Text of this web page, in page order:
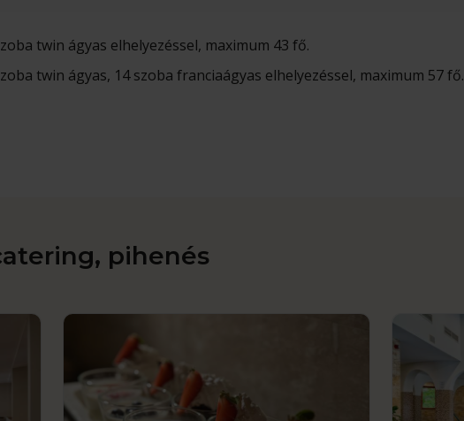
twin ágyas elhelyezéssel, maximum 43 fő.
twin ágyas, 14 szoba franciaágyas elhelyezéssel, maximum 57 fő.
pihenés